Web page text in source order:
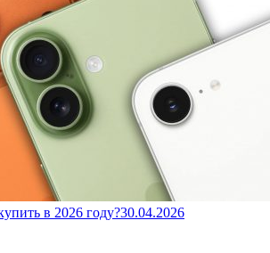
в 2026 году?30.04.2026